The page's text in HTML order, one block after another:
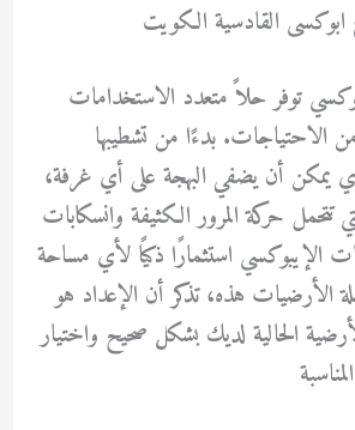
القادسية الكويت
توفر حلاً متعدد الاستخدامات
من الاحتياجات. بدءًا من تشطيبها
يمكن أن يضفي البهجة على أي غرفة،
تتحمل حركة المرور الكثيفة وانسكابات
الإيبوكسي استثمارًا ذكيًا لأي مساحة
الأرضيات هذه، تذكر أن الإعداد هو
الحالية لديك بشكل صحيح واختيار